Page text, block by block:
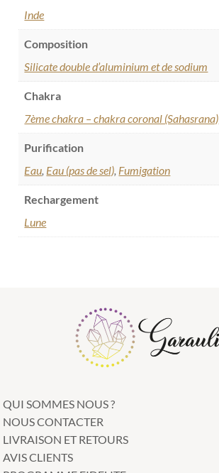
Inde
Composition
Silicate double d’aluminium et de sodium
Chakra
7ème chakra – chakra coronal (Sahasrana)
Purification
Eau, Eau (pas de sel), Fumigation
Rechargement
Lune
QUI SOMMES NOUS ?
NOUS CONTACTER
LIVRAISON ET RETOURS
AVIS CLIENTS